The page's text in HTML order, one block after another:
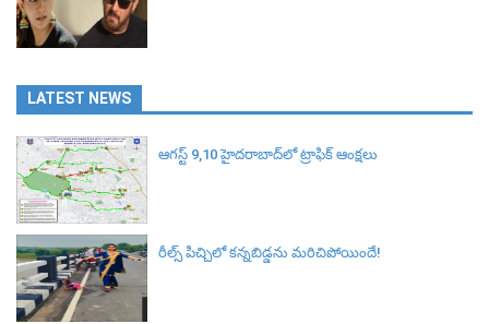
LATEST NEWS
ఆగస్ట్ 9,10 హైదరాబాద్‌లో ట్రాఫిక్ ఆంక్షలు
రీల్స్ పిచ్చిలో కన్నబిడ్డను మరిచిపోయిందే!